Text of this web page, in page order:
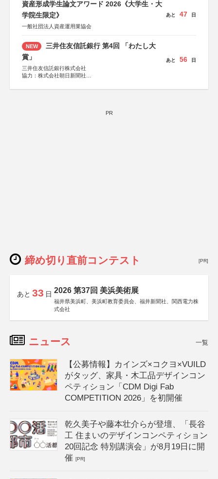
資産形成学生論文アワード 2026《大学生・大
学院生限定》
一般社団法人資産運用業協会
あと 47 日
NEW
三井住友信託銀行 第4回 「わたし大
賞」
三井住友信託銀行株式会社
協力：株式会社朝日新聞社
あと 56 日
PR
締め切り直前コンテスト [PR]
あと 33 日 2026 第37回 美浜美術展
福井県美浜町、美浜町教育委員会、福井新聞社、関西電力株
式会社
ニュース 一覧
【公募情報】カインズ×コクヨ×VUILD
がタッグ、家具・木工品デザインコン
ペティション「CDM Digi Fab
COMPETITION 2026」を初開催
乾久美子や藤本壮介らが登壇、「長谷
工 住まいのデザインコンペティション
20回記念 特別講演会」が8月19日に開
催[PR]